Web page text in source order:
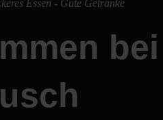
Essen - Gute Getränke